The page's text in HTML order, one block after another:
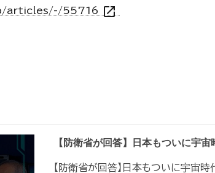
articles/-/55716
open_in_new
【防衛省が回答】日本もついに宇宙
【防衛省が回答】日本もついに宇宙